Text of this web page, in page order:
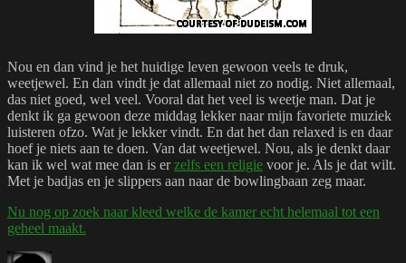
Nou en dan vind je het huidige leven gewoon veels te druk,
weetjewel. En dan vindt je dat allemaal niet zo nodig. Niet allemaal,
das niet goed, wel veel. Vooral dat het veel is weetje man. Dat je
denkt ik ga gewoon deze middag lekker naar mijn favoriete muziek
luisteren ofzo. Wat je lekker vindt. En dat het dan relaxed is en daar
hoef je niets aan te doen. Van dat weetjewel. Nou, als je denkt daar
kan ik wel wat mee dan is erzelfs een religie voor je. Als je dat wilt.
Met je badjas en je slippers aan naar de bowlingbaan zeg maar.
Nu nog op zoek naar kleed welke de kamer echt helemaal tot een
geheel maakt.